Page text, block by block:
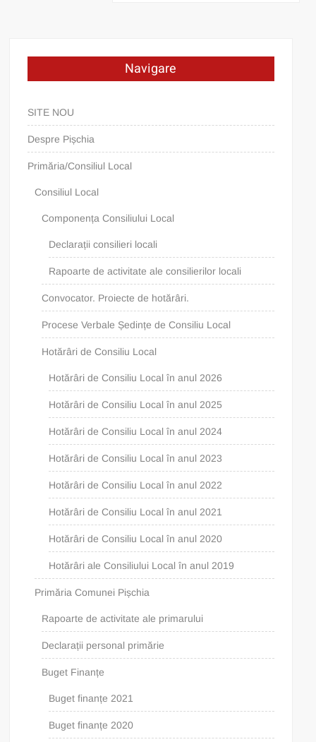
Navigare
SITE NOU
Despre Pișchia
Primăria/Consiliul Local
Consiliul Local
Componența Consiliului Local
Declarații consilieri locali
Rapoarte de activitate ale consilierilor locali
Convocator. Proiecte de hotărâri.
Procese Verbale Ședințe de Consiliu Local
Hotărâri de Consiliu Local
Hotărâri de Consiliu Local în anul 2026
Hotărâri de Consiliu Local în anul 2025
Hotărâri de Consiliu Local în anul 2024
Hotărâri de Consiliu Local în anul 2023
Hotărâri de Consiliu Local în anul 2022
Hotărâri de Consiliu Local în anul 2021
Hotărâri de Consiliu Local în anul 2020
Hotărâri ale Consiliului Local în anul 2019
Primăria Comunei Pișchia
Rapoarte de activitate ale primarului
Declarații personal primărie
Buget Finanțe
Buget finanțe 2021
Buget finanțe 2020